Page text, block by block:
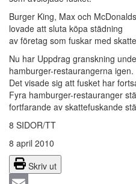
Burger King, Max och McDonalds
lovade att sluta köpa städning
av företag som fuskar med
Nu har Uppdrag granskning
hamburger-restaurangerna igen.
Det visade sig att fusket har
Fyra hamburger-restauranger
fortfarande av skattefuskande
8 SIDOR/TT
8 april 2010
Skriv ut